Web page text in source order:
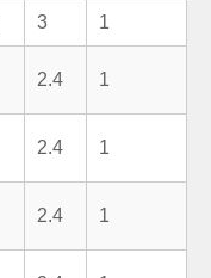
3 1
2.4 1
2.4 1
2.4 1